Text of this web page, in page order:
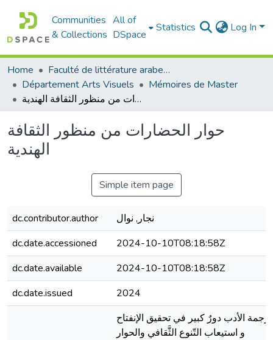
Communities
& Collections
All of
DSpace
Statistics Log In
Home
Faculté de littérature arabe et des arts
Département Arts Visuels
Mémoires de Master
حوار الحضارات من منظور الثقافة الهندية
حوار الحضارات من منظور الثقافة
الهندية
Simple item page
dc.contributor.author
نجار, نوال
dc.date.accessioned
2024-10-10T08:18:58Z
dc.date.available
2024-10-10T08:18:58Z
dc.date.issued
2024
الأدب دورٌ كبير في تحقيق الإنفتاح
و استيعاب التّنوع الثَّقافي والحوار